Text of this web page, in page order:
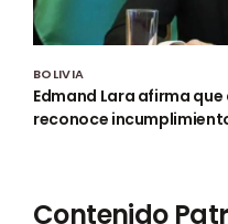
BOLIVIA
Edmand Lara afirma
reconoce
Contenido